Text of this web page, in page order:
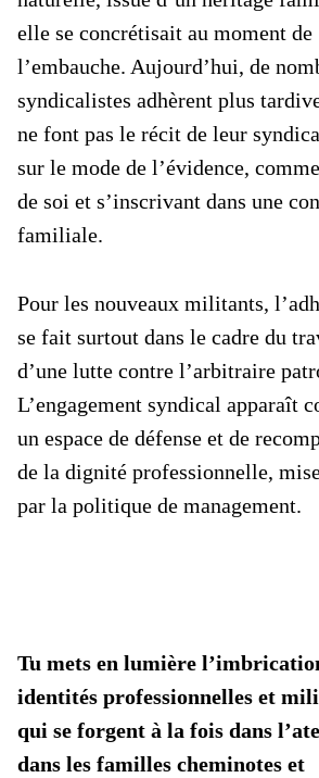
elle se concrétisait au moment de
l’embauche. Aujourd’hui, de
syndicalistes adhèrent plus
ne font pas le récit de leur
sur le mode de l’évidence,
de soi et s’inscrivant dans une
familiale.
Pour les nouveaux militants,
se fait surtout dans le cadre du
d’une lutte contre l’arbitraire
L’engagement syndical apparaît
un espace de défense et de
de la dignité professionnelle,
par la politique de management.
Tu mets en lumière
identités professionnelles et
qui se forgent à la fois dans
dans les familles cheminotes et